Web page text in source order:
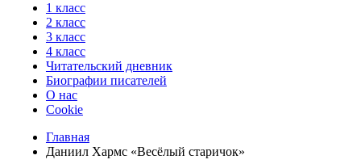
1 класс
2 класс
3 класс
4 класс
Читательский дневник
Биографии писателей
О нас
Cookie
Главная
Даниил Хармс «Весёлый старичок»